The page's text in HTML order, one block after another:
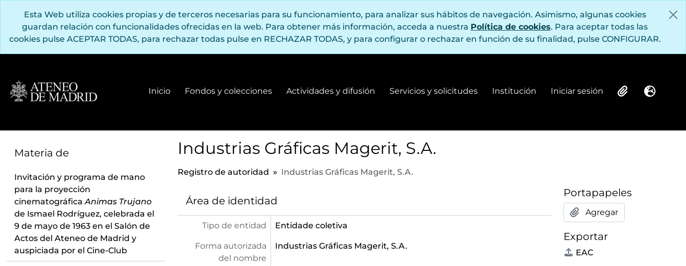
Esta Web utiliza cookies propias y de terceros necesarias para su funcionamiento, para analizar sus hábitos de navegación. Asimismo, algunas cookies
guardan relación con funcionalidades ofrecidas en la web. Para obtener más información, acceda a nuestra Política de cookies. Para aceptar todas las
cookies pulse ACEPTAR TODAS, para rechazar todas pulse en RECHAZAR TODAS, y para configurar o rechazar en función de su finalidad, pulse CONFIGURAR.
Inicio Fondos y colecciones
Fondos y colecciones
Actividades y difusión
Actividades y difusión
Servicios y solicitudes Institución
Institución
Iniciar sesión
Iniciar sesión ClipboardIdioma
Materia de
Invitación y programa de mano
para la proyección
cinematográficaAnimas Trujano
de Ismael Rodríguez, celebrada el
9 de mayo de 1963 en el Salón de
Actos del Ateneo de Madrid y
auspiciada por el Cine-Club
Industrias Gráficas Magerit, S.A.
Registro de autoridad Industrias Gráficas Magerit, S.A.
Área de identidad
Tipo de entidad Entidade coletiva
Forma autorizada
del nombre
Industrias Gráficas Magerit, S.A.
Portapapeles
Agregar
Exportar
EAC